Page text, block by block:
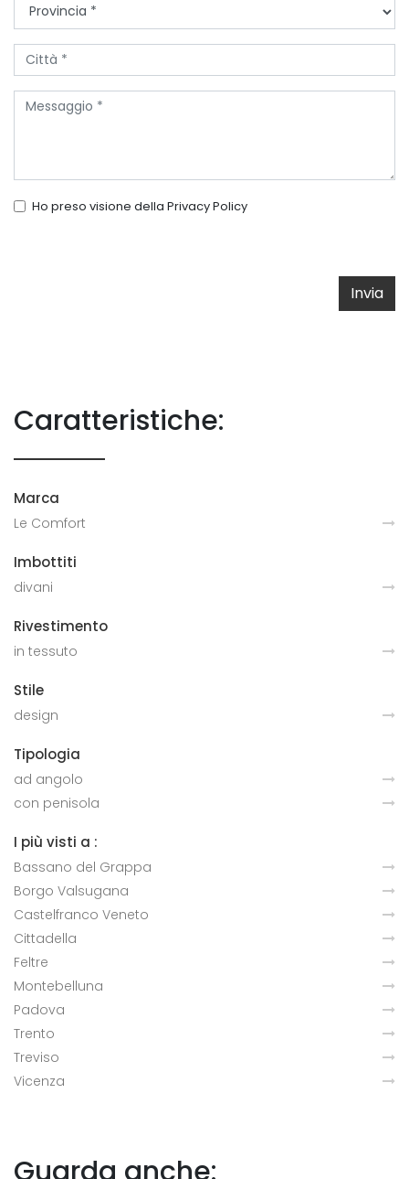
Ho preso visione della Privacy Policy
Invia
Caratteristiche:
Marca
Le Comfort
Imbottiti
divani
Rivestimento
in tessuto
Stile
design
Tipologia
ad angolo
con penisola
I più visti a :
Bassano del Grappa
Borgo Valsugana
Castelfranco Veneto
Cittadella
Feltre
Montebelluna
Padova
Trento
Treviso
Vicenza